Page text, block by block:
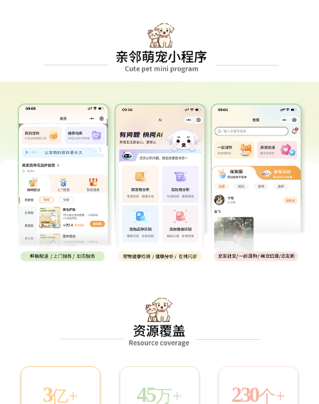
3亿+ 45万+ 230个+